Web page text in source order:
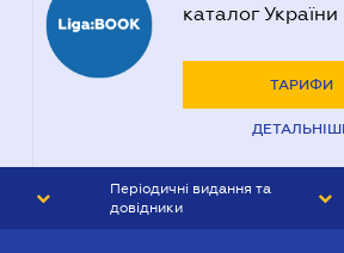
каталог України
ТАРИФИ
Періодичні видання та
довідники